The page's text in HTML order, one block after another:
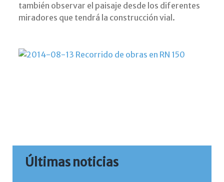
también observar el paisaje desde los diferentes
miradores que tendrá la construcción vial.
Últimas noticias